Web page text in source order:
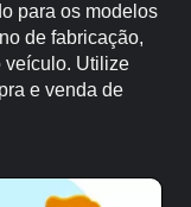
para os modelos
de fabricação,
veículo. Utilize
e venda de